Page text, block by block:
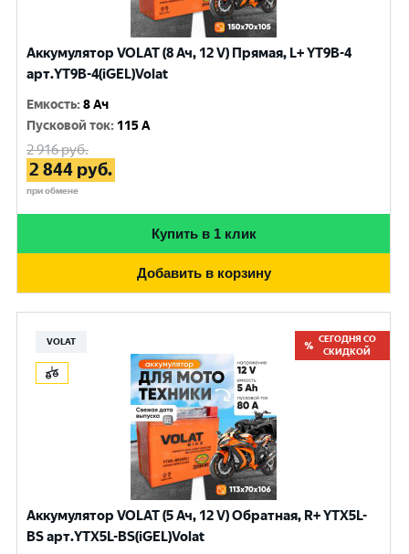
Аккумулятор VOLAT (8 Ач, 12 V) Прямая, L+ YT9B-4
арт.YT9B-4(iGEL)Volat
Емкость:8 Ач
Пусковой ток: 115 A
2 916руб.
2 844 руб.
при обмене
Купить в 1 клик
Добавить в корзину
VOLAT
СЕГОДНЯ СО
СКИДКОЙ
Аккумулятор VOLAT (5 Ач, 12 V) Обратная, R+ YTX5L-
BS арт.YTX5L-BS(iGEL)Volat